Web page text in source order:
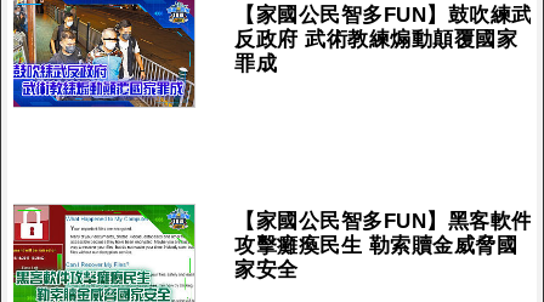
【家國公民智多FUN】鼓吹練武
反政府 武術教練煽動顛覆國家
罪成
【家國公民智多FUN】黑客軟件
攻擊癱瘓民生 勒索贖金威脅國
家安全